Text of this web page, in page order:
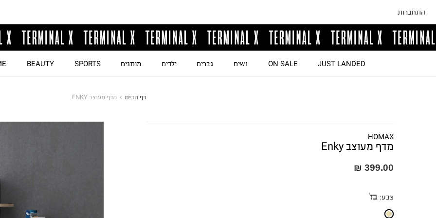
התחברות
JUST LANDED
ON SALE נשים גברים ילדים מותגים SPORTS
BEAUTY
דף הבית מדף מעוצב ENKY
HOMAX
מדף מעוצב Enky
399.00 ₪
צבע: בז'